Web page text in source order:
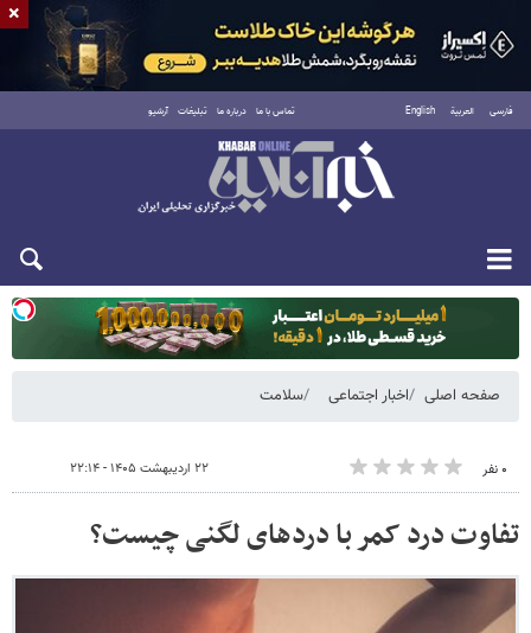
فارسی العربية English تماس با ما درباره ما تبلیغات آرشیو
یکشنبه ۱۸ مرداد ۱۴۰۵
صفحه اصلی اخبار اجتماعی سلامت
۰ نفر ۲۲ اردیبهشت ۱۴۰۵ - ۲۲:۱۴
تفاوت درد کمر با دردهای لگنی چیست؟
×